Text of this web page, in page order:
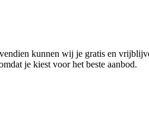
kunnen wij je gratis en
je kiest voor het beste aanbod.